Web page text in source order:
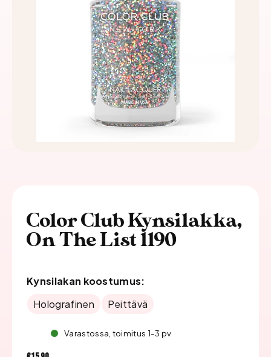
Color Club Kynsilakka,
On The List 1190
Kynsilakan koostumus:
Holografinen
Peittävä
Varastossa, toimitus 1-3 pv